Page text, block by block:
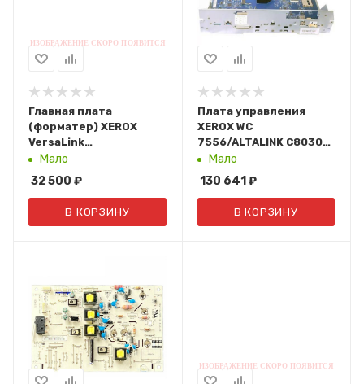
Главная плата
(форматер) XEROX
VersaLink
C7120/C7125/C7130
(140N63946)
Мало
32 500 ₽
В КОРЗИНУ
Плата управления
XEROX WС
7556/ALTALINK C8030
(607K17630/607K17631/
Мало
130 641 ₽
В КОРЗИНУ